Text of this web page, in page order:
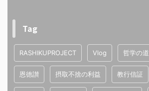
Tag
RASHIKUPROJECT Vlog 哲学の道
恩徳讃 摂取不捨の利益 教行信証